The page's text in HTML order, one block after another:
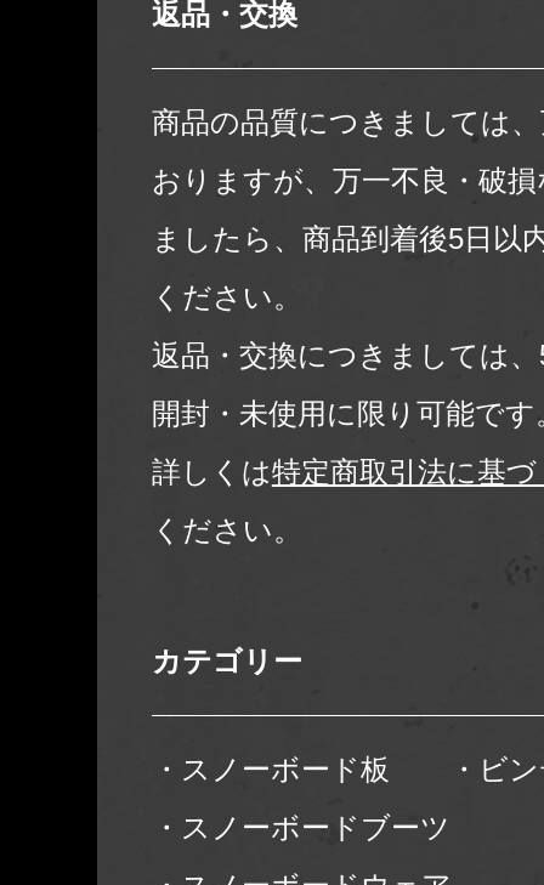
返品・交換
商品の品質につきましては
おりますが、万一不良・破
ましたら、商品到着後5日以
ください。
返品・交換につきましては
開封・未使用に限り可能です
詳しくは特定商取引法に基
ください。
カテゴリー
・スノーボード板
・ビ
・スノーボードブーツ